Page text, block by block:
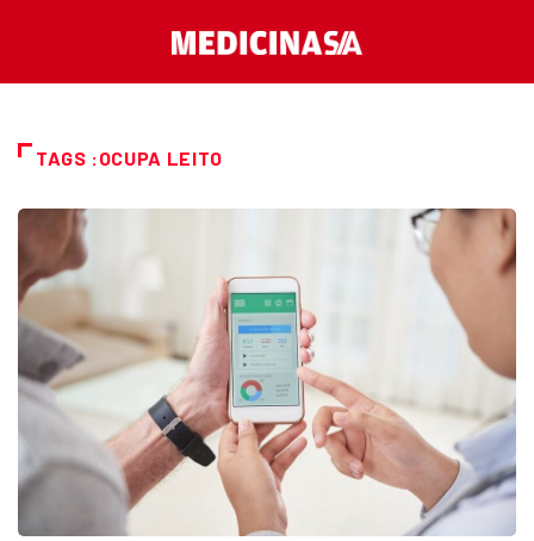
TAGS :OCUPA LEITO